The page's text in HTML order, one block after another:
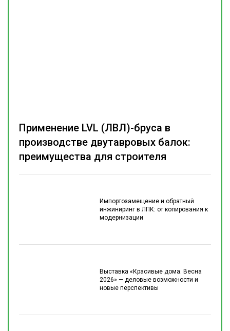
Импортозамещение и обратный
инжиниринг в ЛПК: от копирования к
модернизации
Выставка «Красивые дома. Весна
2026» — деловые возможности и
новые перспективы
Применение LVL (ЛВЛ)-бруса в
производстве двутавровых балок:
преимущества для строителя